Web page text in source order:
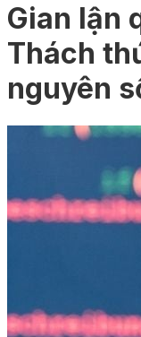
Gian lận
Thách
nguyên